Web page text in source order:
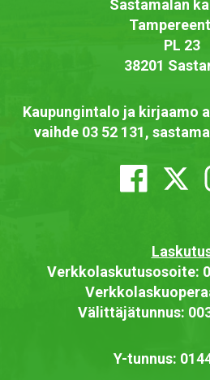
Sastamalan
PL 23
38201
Kaupungintalo ja kirjaamo
vaihde 03 52 131,
Verkkolaskutusosoite:
Välittäjätunnus:
Y-tunnus: